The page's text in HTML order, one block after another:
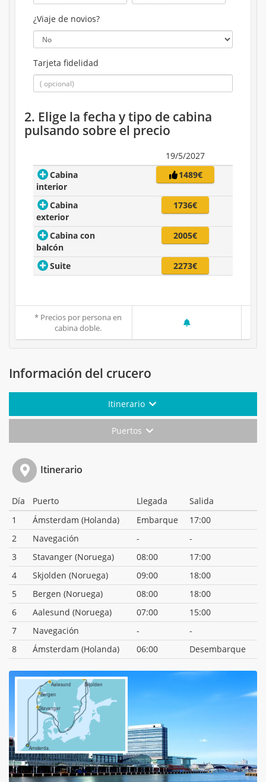
¿Viaje de novios?
Tarjeta fidelidad
2. Elige la fecha y tipo de cabina
pulsando sobre el precio
19/5/2027
Cabina
interior
1489€
Cabina
exterior
1736€
Cabina con
balcón
2005€
Suite 2273€
* Precios por persona en
cabina doble.
Información del crucero
Itinerario
Puertos
Itinerario
Día Puerto Llegada
Salida
1
Ámsterdam (Holanda) Embarque
17:00
2
Navegación -
-
3
Stavanger (Noruega) 08:00
17:00
4
Skjolden (Noruega) 09:00
18:00
5
Bergen (Noruega) 08:00
18:00
6
Aalesund (Noruega) 07:00
15:00
7
Navegación -
-
8
Ámsterdam (Holanda) 06:00 Desembarque